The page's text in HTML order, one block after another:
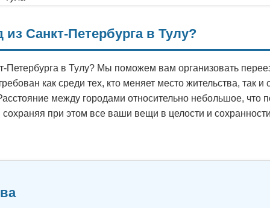
из Санкт-Петербурга в Тулу?
Петербурга в Тулу? Мы поможем вам организовать
как среди тех, кто меняет место жительства, так и
между городами относительно небольшое, что
при этом все ваши вещи в целости и